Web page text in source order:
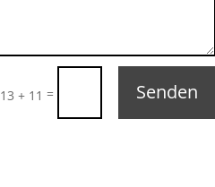
13 + 11 = Senden